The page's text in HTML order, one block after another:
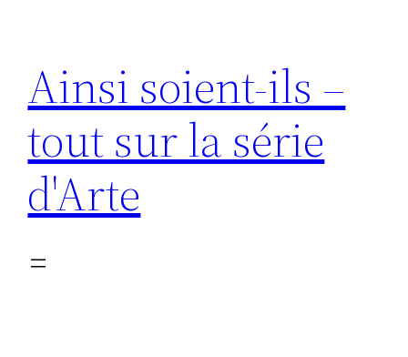
contenu
Ainsi soient-ils –
tout sur la série
d'Arte